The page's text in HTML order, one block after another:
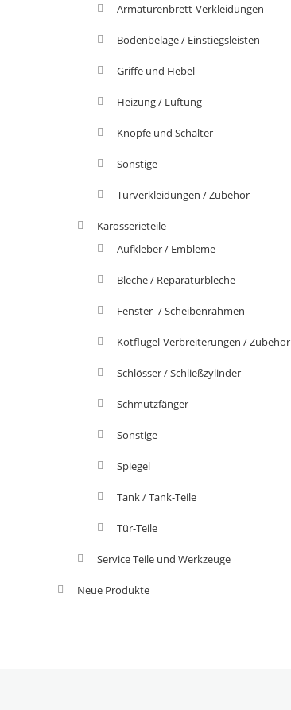
Armaturenbrett-Verkleidungen
Bodenbeläge / Einstiegsleisten
Griffe und Hebel
Heizung / Lüftung
Knöpfe und Schalter
Sonstige
Türverkleidungen / Zubehör
Karosserieteile
Aufkleber / Embleme
Bleche / Reparaturbleche
Fenster- / Scheibenrahmen
Kotflügel-Verbreiterungen / Zubehör
Schlösser / Schließzylinder
Schmutzfänger
Sonstige
Spiegel
Tank / Tank-Teile
Tür-Teile
Service Teile und Werkzeuge
Neue Produkte